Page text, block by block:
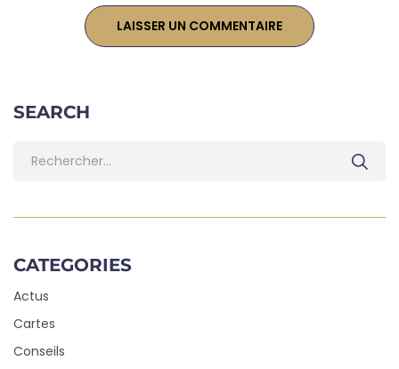
SEARCH
CATEGORIES
Actus
Cartes
Conseils